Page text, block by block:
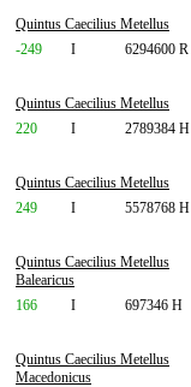
Quintus Caecilius Metellus
-249
I 6294600 R
Quintus Caecilius Metellus
220
I 2789384 H
Quintus Caecilius Metellus
249
I 5578768 H
Quintus Caecilius Metellus
Balearicus
166
I 697346 H
Quintus Caecilius Metellus
Macedonicus